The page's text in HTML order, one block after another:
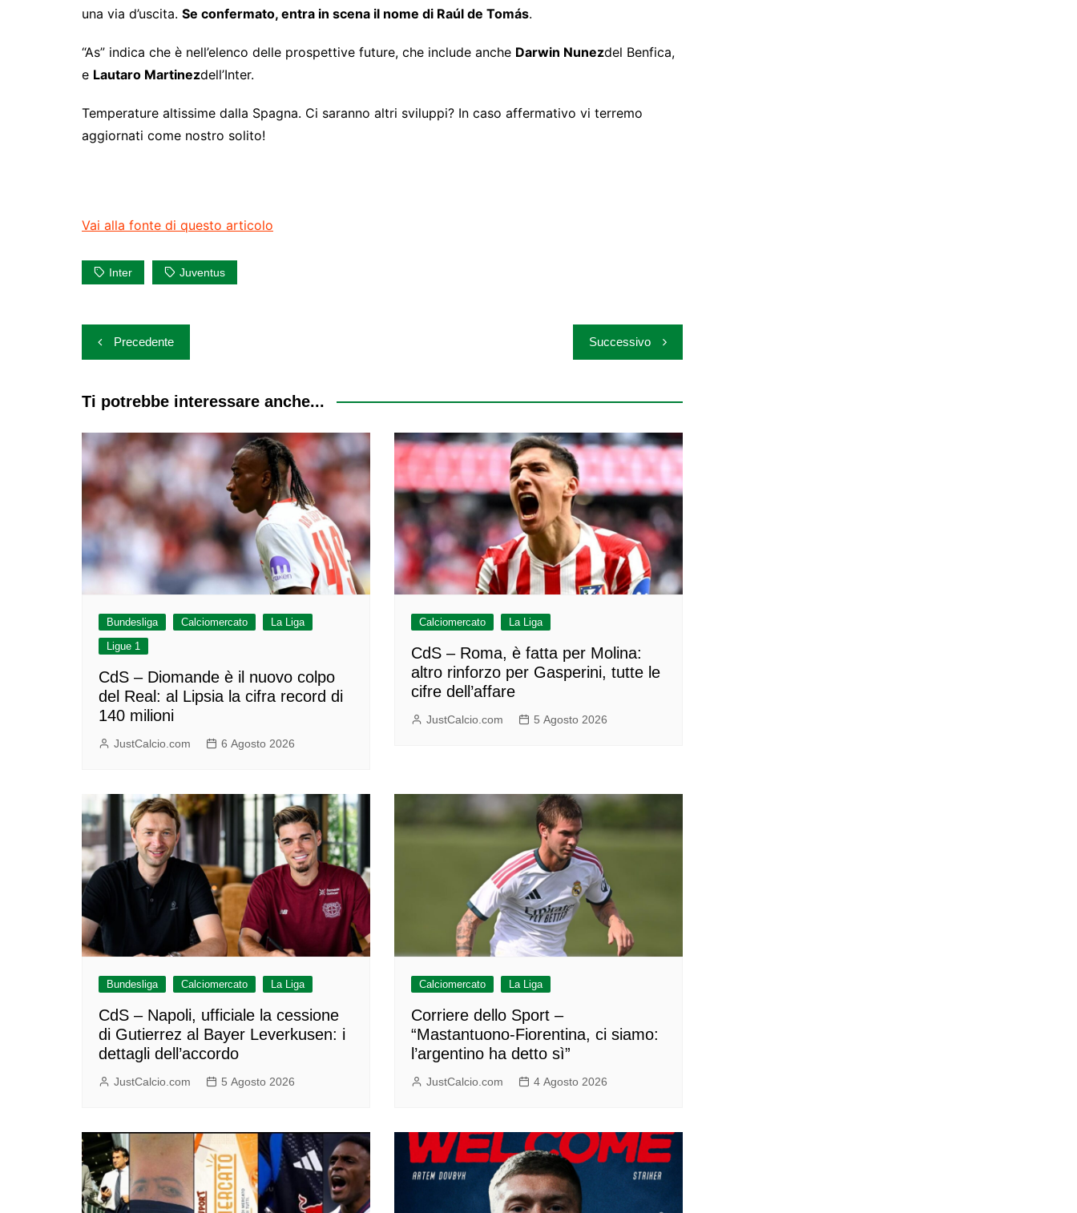
una via d’uscita. Se confermato, entra in scena il nome di Raúl de Tomás.
“As” indica che è nell’elenco delle prospettive future, che include anche Darwin Nunezdel Benfica,
e Lautaro Martinezdell’Inter.
Temperature altissime dalla Spagna. Ci saranno altri sviluppi? In caso affermativo vi terremo
aggiornati come nostro solito!
Vai alla fonte di questo articolo
Inter Juventus
Navigazione
articoli
Precedente Successivo
Ti potrebbe interessare anche...
Bundesliga Calciomercato
La Liga
Ligue 1
CdS – Diomande è il nuovo colpo
del Real: al Lipsia la cifra record di
140 milioni
JustCalcio.com 6 Agosto 2026
Calciomercato La Liga
CdS – Roma, è fatta per Molina:
altro rinforzo per Gasperini, tutte le
cifre dell’affare
JustCalcio.com 5 Agosto 2026
Bundesliga Calciomercato La Liga
CdS – Napoli, ufficiale la cessione
di Gutierrez al Bayer Leverkusen: i
dettagli dell’accordo
JustCalcio.com 5 Agosto 2026
Calciomercato La Liga
Corriere dello Sport –
“Mastantuono-Fiorentina, ci siamo:
l’argentino ha detto sì”
JustCalcio.com 4 Agosto 2026